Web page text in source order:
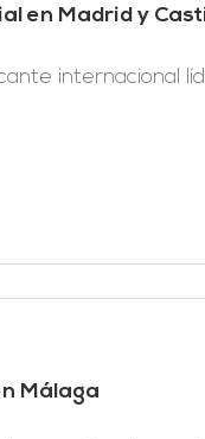
en Madrid y
internacional
Málaga